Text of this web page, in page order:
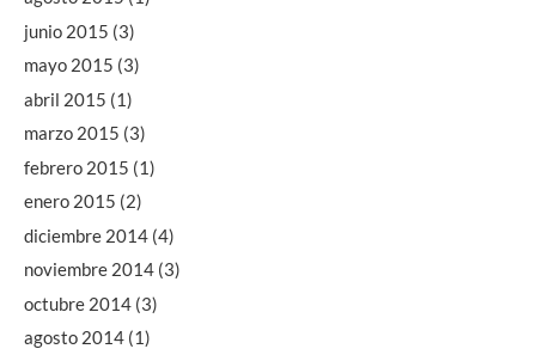
junio 2015 (3)
mayo 2015 (3)
abril 2015 (1)
marzo 2015 (3)
febrero 2015 (1)
enero 2015 (2)
diciembre 2014 (4)
noviembre 2014 (3)
octubre 2014 (3)
agosto 2014 (1)